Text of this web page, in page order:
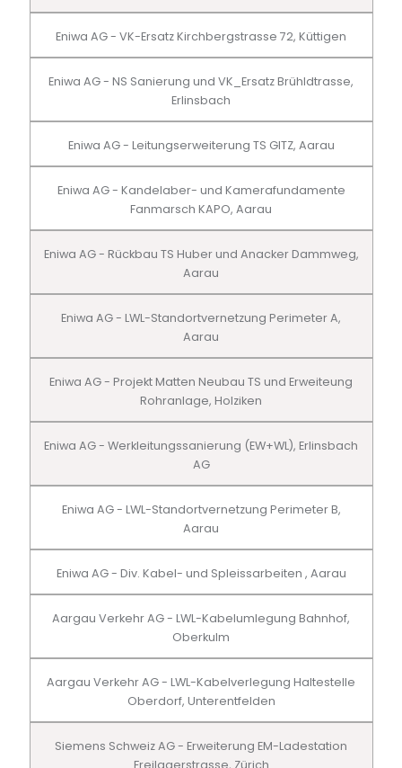
Eniwa AG - VK-Ersatz Kirchbergstrasse 72, Küttigen
Eniwa AG - NS Sanierung und VK_Ersatz Brühldtrasse,
Erlinsbach
Eniwa AG - Leitungserweiterung TS GITZ, Aarau
Eniwa AG - Kandelaber- und Kamerafundamente
Fanmarsch KAPO, Aarau
Eniwa AG - Rückbau TS Huber und Anacker Dammweg,
Aarau
Eniwa AG - LWL-Standortvernetzung Perimeter A,
Aarau
Eniwa AG - Projekt Matten Neubau TS und Erweiteung
Rohranlage, Holziken
Eniwa AG - Werkleitungssanierung (EW+WL), Erlinsbach
AG
Eniwa AG - LWL-Standortvernetzung Perimeter B,
Aarau
Eniwa AG - Div. Kabel- und Spleissarbeiten , Aarau
Aargau Verkehr AG - LWL-Kabelumlegung Bahnhof,
Oberkulm
Aargau Verkehr AG - LWL-Kabelverlegung Haltestelle
Oberdorf, Unterentfelden
Siemens Schweiz AG - Erweiterung EM-Ladestation
Freilagerstrasse, Zürich